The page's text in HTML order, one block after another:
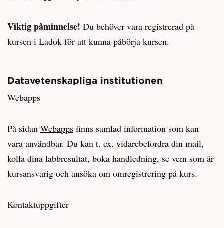
Viktig påminnelse! Du behöver vara registrerad på
kursen i Ladok för att kunna påbörja kursen.
Datavetenskapliga institutionen
Webapps
På sidan Webapps finns samlad information som kan
vara användbar. Du kan t. ex. vidarebefordra din mail,
kolla dina labbresultat, boka handledning, se vem som är
kursansvarig och ansöka om omregistrering på kurs.
Kontaktuppgifter